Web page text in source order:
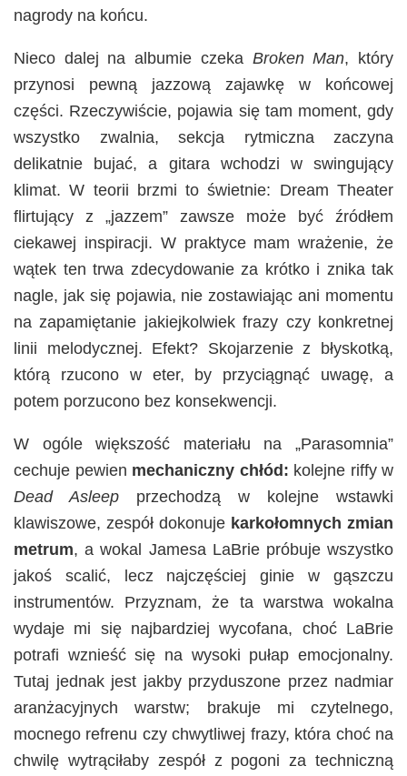
nagrody na końcu.
Nieco dalej na albumie czeka Broken Man, który
przynosi pewną jazzową zajawkę w końcowej
części. Rzeczywiście, pojawia się tam moment, gdy
wszystko zwalnia, sekcja rytmiczna zaczyna
delikatnie bujać, a gitara wchodzi w swingujący
klimat. W teorii brzmi to świetnie: Dream Theater
flirtujący z „jazzem” zawsze może być źródłem
ciekawej inspiracji. W praktyce mam wrażenie, że
wątek ten trwa zdecydowanie za krótko i znika tak
nagle, jak się pojawia, nie zostawiając ani momentu
na zapamiętanie jakiejkolwiek frazy czy konkretnej
linii melodycznej. Efekt? Skojarzenie z błyskotką,
którą rzucono w eter, by przyciągnąć uwagę, a
potem porzucono bez konsekwencji.
W ogóle większość materiału na „Parasomnia”
cechuje pewien mechaniczny chłód: kolejne riffy w
Dead Asleep przechodzą w kolejne wstawki
klawiszowe, zespół dokonuje karkołomnych zmian
metrum, a wokal Jamesa LaBrie próbuje wszystko
jakoś scalić, lecz najczęściej ginie w gąszczu
instrumentów. Przyznam, że ta warstwa wokalna
wydaje mi się najbardziej wycofana, choć LaBrie
potrafi wznieść się na wysoki pułap emocjonalny.
Tutaj jednak jest jakby przyduszone przez nadmiar
aranżacyjnych warstw; brakuje mi czytelnego,
mocnego refrenu czy chwytliwej frazy, która choć na
chwilę wytrąciłaby zespół z pogoni za techniczną